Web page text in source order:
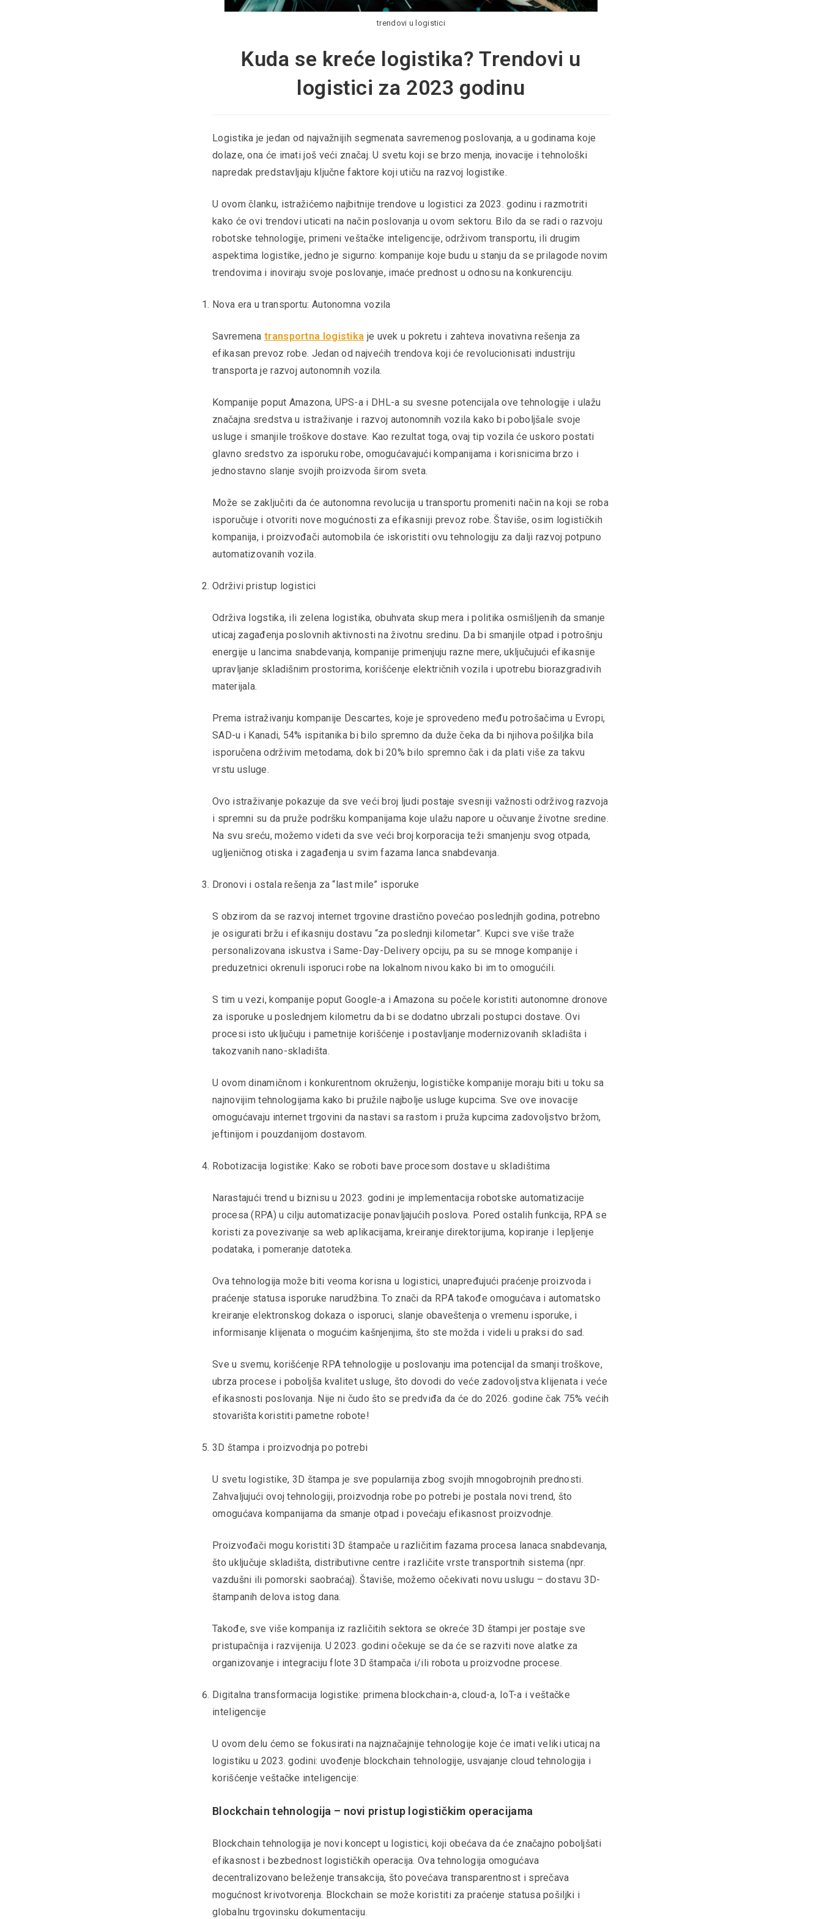
trendovi u logistici
Kuda se kreće logistika? Trendovi u
logistici za 2023 godinu
Logistika je jedan od najvažnijih segmenata savremenog poslovanja, a u godinama koje
dolaze, ona će imati još veći značaj. U svetu koji se brzo menja, inovacije i tehnološki
napredak predstavljaju ključne faktore koji utiču na razvoj logistike.
U ovom članku, istražićemo najbitnije trendove u logistici za 2023. godinu i razmotriti
kako će ovi trendovi uticati na način poslovanja u ovom sektoru. Bilo da se radi o razvoju
robotske tehnologije, primeni veštačke inteligencije, održivom transportu, ili drugim
aspektima logistike, jedno je sigurno: kompanije koje budu u stanju da se prilagode novim
trendovima i inoviraju svoje poslovanje, imaće prednost u odnosu na konkurenciju.
Nova era u transportu: Autonomna vozila
Savremena transportna logistika je uvek u pokretu i zahteva inovativna rešenja za
efikasan prevoz robe. Jedan od najvećih trendova koji će revolucionisati industriju
transporta je razvoj autonomnih vozila.
Kompanije poput Amazona, UPS-a i DHL-a su svesne potencijala ove tehnologije i ulažu
značajna sredstva u istraživanje i razvoj autonomnih vozila kako bi poboljšale svoje
usluge i smanjile troškove dostave. Kao rezultat toga, ovaj tip vozila će uskoro postati
glavno sredstvo za isporuku robe, omogućavajući kompanijama i korisnicima brzo i
jednostavno slanje svojih proizvoda širom sveta.
Može se zaključiti da će autonomna revolucija u transportu promeniti način na koji se roba
isporučuje i otvoriti nove mogućnosti za efikasniji prevoz robe. Štaviše, osim logističkih
kompanija, i proizvođači automobila će iskoristiti ovu tehnologiju za dalji razvoj potpuno
automatizovanih vozila.
Održivi pristup logistici
Održiva logstika, ili zelena logistika, obuhvata skup mera i politika osmišljenih da smanje
uticaj zagađenja poslovnih aktivnosti na životnu sredinu. Da bi smanjile otpad i potrošnju
energije u lancima snabdevanja, kompanije primenjuju razne mere, uključujući efikasnije
upravljanje skladišnim prostorima, korišćenje električnih vozila i upotrebu biorazgradivih
materijala.
Prema istraživanju kompanije Descartes, koje je sprovedeno među potrošačima u Evropi,
SAD-u i Kanadi, 54% ispitanika bi bilo spremno da duže čeka da bi njihova pošiljka bila
isporučena održivim metodama, dok bi 20% bilo spremno čak i da plati više za takvu
vrstu usluge.
Ovo istraživanje pokazuje da sve veći broj ljudi postaje svesniji važnosti održivog razvoja
i spremni su da pruže podršku kompanijama koje ulažu napore u očuvanje životne sredine.
Na svu sreću, možemo videti da sve veći broj korporacija teži smanjenju svog otpada,
ugljeničnog otiska i zagađenja u svim fazama lanca snabdevanja.
Dronovi i ostala rešenja za “last mile” isporuke
S obzirom da se razvoj internet trgovine drastično povećao poslednjih godina, potrebno
je osigurati bržu i efikasniju dostavu “za poslednji kilometar”. Kupci sve više traže
personalizovana iskustva i Same-Day-Delivery opciju, pa su se mnoge kompanije i
preduzetnici okrenuli isporuci robe na lokalnom nivou kako bi im to omogućili.
S tim u vezi, kompanije poput Google-a i Amazona su počele koristiti autonomne dronove
za isporuke u poslednjem kilometru da bi se dodatno ubrzali postupci dostave. Ovi
procesi isto uključuju i pametnije korišćenje i postavljanje modernizovanih skladišta i
takozvanih nano-skladišta.
U ovom dinamičnom i konkurentnom okruženju, logističke kompanije moraju biti u toku sa
najnovijim tehnologijama kako bi pružile najbolje usluge kupcima. Sve ove inovacije
omogućavaju internet trgovini da nastavi sa rastom i pruža kupcima zadovoljstvo bržom,
jeftinijom i pouzdanijom dostavom.
Robotizacija logistike: Kako se roboti bave procesom dostave u skladištima
Narastajući trend u biznisu u 2023. godini je implementacija robotske automatizacije
procesa (RPA) u cilju automatizacije ponavljajućih poslova. Pored ostalih funkcija, RPA se
koristi za povezivanje sa web aplikacijama, kreiranje direktorijuma, kopiranje i lepljenje
podataka, i pomeranje datoteka.
Ova tehnologija može biti veoma korisna u logistici, unapređujući praćenje proizvoda i
praćenje statusa isporuke narudžbina. To znači da RPA takođe omogućava i automatsko
kreiranje elektronskog dokaza o isporuci, slanje obaveštenja o vremenu isporuke, i
informisanje klijenata o mogućim kašnjenjima, što ste možda i videli u praksi do sad.
Sve u svemu, korišćenje RPA tehnologije u poslovanju ima potencijal da smanji troškove,
ubrza procese i poboljša kvalitet usluge, što dovodi do veće zadovoljstva klijenata i veće
efikasnosti poslovanja. Nije ni čudo što se predviđa da će do 2026. godine čak 75% većih
stovarišta koristiti pametne robote!
3D štampa i proizvodnja po potrebi
U svetu logistike, 3D štampa je sve popularnija zbog svojih mnogobrojnih prednosti.
Zahvaljujući ovoj tehnologiji, proizvodnja robe po potrebi je postala novi trend, što
omogućava kompanijama da smanje otpad i povećaju efikasnost proizvodnje.
Proizvođači mogu koristiti 3D štampače u različitim fazama procesa lanaca snabdevanja,
što uključuje skladišta, distributivne centre i različite vrste transportnih sistema (npr.
vazdušni ili pomorski saobraćaj). Štaviše, možemo očekivati novu uslugu – dostavu 3D-
štampanih delova istog dana.
Takođe, sve više kompanija iz različitih sektora se okreće 3D štampi jer postaje sve
pristupačnija i razvijenija. U 2023. godini očekuje se da će se razviti nove alatke za
organizovanje i integraciju flote 3D štampača i/ili robota u proizvodne procese.
Digitalna transformacija logistike: primena blockchain-a, cloud-a, IoT-a i veštačke
inteligencije
U ovom delu ćemo se fokusirati na najznačajnije tehnologije koje će imati veliki uticaj na
logistiku u 2023. godini: uvođenje blockchain tehnologije, usvajanje cloud tehnologija i
korišćenje veštačke inteligencije:
Blockchain tehnologija – novi pristup logističkim operacijama
Blockchain tehnologija je novi koncept u logistici, koji obećava da će značajno poboljšati
efikasnost i bezbednost logističkih operacija. Ova tehnologija omogućava
decentralizovano beleženje transakcija, što povećava transparentnost i sprečava
mogućnost krivotvorenja. Blockchain se može koristiti za praćenje statusa pošiljki i
globalnu trgovinsku dokumentaciju.